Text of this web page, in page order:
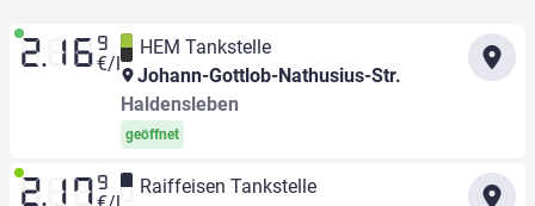
2.16 9
€/l
HEM Tankstelle
Johann-Gottlob-Nathusius-Str.
Haldensleben
geöffnet
2.17 9
Raiffeisen Tankstelle